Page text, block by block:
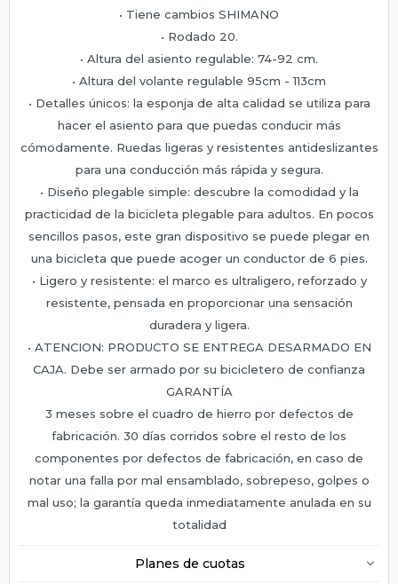
• Tiene cambios SHIMANO
• Rodado 20.
• Altura del asiento regulable: 74-92 cm.
• Altura del volante regulable 95cm - 113cm
• Detalles únicos: la esponja de alta calidad se utiliza para
hacer el asiento para que puedas conducir más
cómodamente. Ruedas ligeras y resistentes antideslizantes
para una conducción más rápida y segura.
• Diseño plegable simple: descubre la comodidad y la
practicidad de la bicicleta plegable para adultos. En pocos
sencillos pasos, este gran dispositivo se puede plegar en
una bicicleta que puede acoger un conductor de 6 pies.
• Ligero y resistente: el marco es ultraligero, reforzado y
resistente, pensada en proporcionar una sensación
duradera y ligera.
• ATENCION: PRODUCTO SE ENTREGA DESARMADO EN
CAJA. Debe ser armado por su bicicletero de confianza
GARANTÍA
3 meses sobre el cuadro de hierro por defectos de
fabricación. 30 días corridos sobre el resto de los
componentes por defectos de fabricación, en caso de
notar una falla por mal ensamblado, sobrepeso, golpes o
mal uso; la garantía queda inmediatamente anulada en su
totalidad
Planes de cuotas